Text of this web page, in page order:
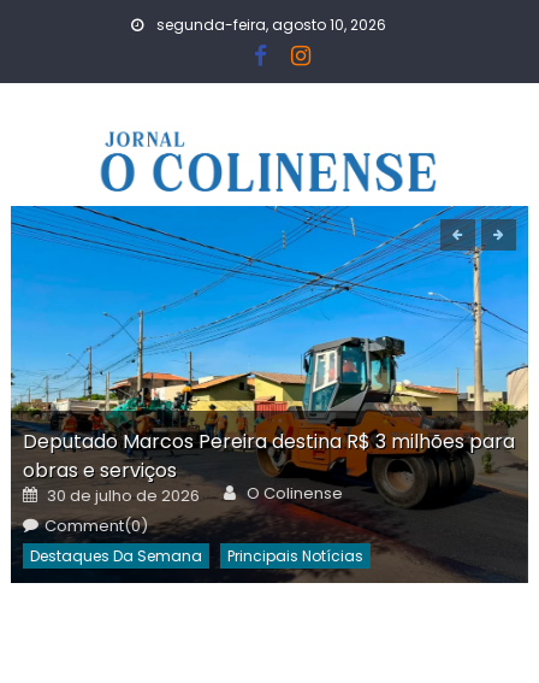
segunda-feira, agosto 10, 2026
Deputado Marcos Pereira destina R$ 3 milhões para
obras e serviços
Posted
on
30 de julho de 2026 Author
O Colinense
Comment(0)
Destaques Da Semana Principais Notícias